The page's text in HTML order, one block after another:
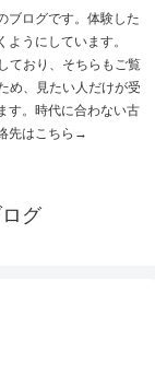
ブログです。体験した
うにしています。
ており、そちらもご覧
め、見たい人だけが受
す。時代に合わない古
絡先はこちら→
グ